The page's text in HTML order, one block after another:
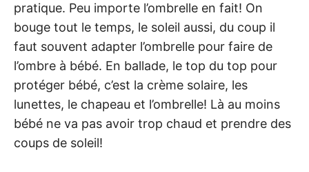
pratique. Peu importe l’ombrelle en fait! On
bouge tout le temps, le soleil aussi, du coup il
faut souvent adapter l’ombrelle pour faire de
l’ombre à bébé. En ballade, le top du top pour
protéger bébé, c’est la crème solaire, les
lunettes, le chapeau et l’ombrelle! Là au moins
bébé ne va pas avoir trop chaud et prendre des
coups de soleil!